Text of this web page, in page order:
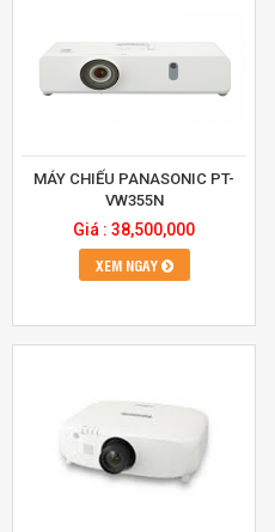
MÁY CHIẾU PANASONIC PT-
VW355N
Giá : 38,500,000
XEM NGAY